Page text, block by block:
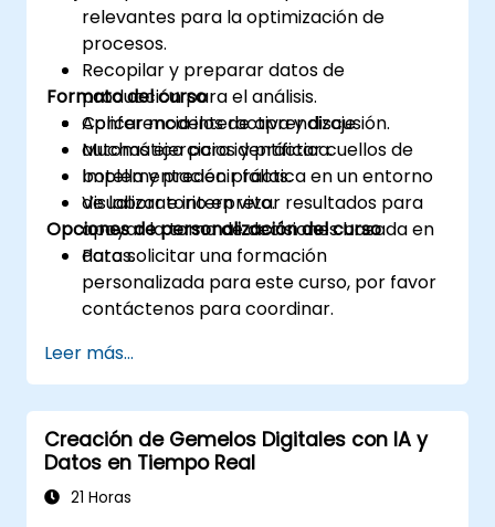
relevantes para la optimización de
procesos.
Recopilar y preparar datos de
producción para el análisis.
Aplicar modelos de aprendizaje
automático para identificar cuellos de
botella y predecir fallas.
Visualizar e interpretar resultados para
apoyar la toma de decisiones basada en
datos.
Formato del curso
Conferencia interactiva y discusión.
Muchas ejercicios y práctica.
Implementación práctica en un entorno
de laboratorio en vivo.
Opciones de personalización del curso
Para solicitar una formación
personalizada para este curso, por favor
contáctenos para coordinar.
Leer más...
Creación de Gemelos Digitales con IA y
Datos en Tiempo Real
21 Horas